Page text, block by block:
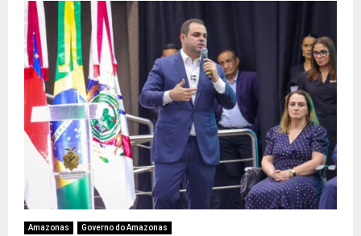
Amazonas Governo do Amazonas